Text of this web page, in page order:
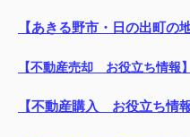
【あきる野市・日の出町の
【不動産売却 お役立ち情報】
【不動産購入 お役立ち情報